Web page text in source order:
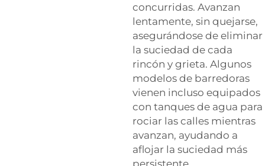
concurridas. Avanzan
lentamente, sin quejarse,
asegurándose de eliminar
la suciedad de cada
rincón y grieta. Algunos
modelos de barredoras
vienen incluso equipados
con tanques de agua para
rociar las calles mientras
avanzan, ayudando a
aflojar la suciedad más
persistente.